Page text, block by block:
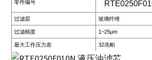
零件编号
过滤层 玻璃纤维
过滤精度 1~25μm
最大工作压力差 32兆帕